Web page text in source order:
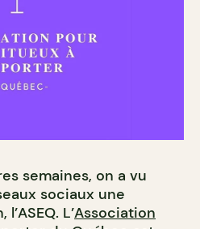
semaines, on a vu
sociaux une
L’Association